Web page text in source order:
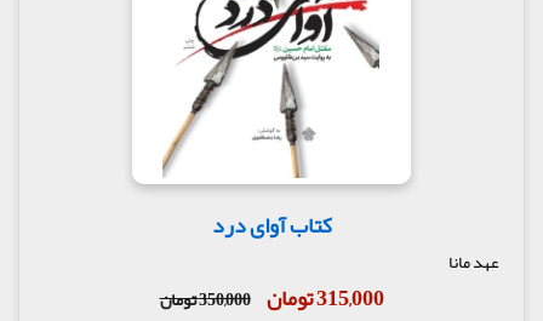
کتاب آوای درد
عهد مانا
315,000 تومان 350,000 تومان